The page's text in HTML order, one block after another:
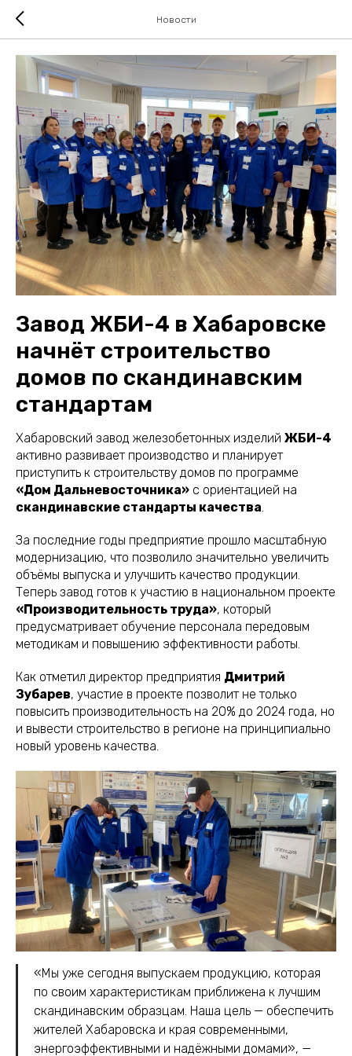
Новости
Завод ЖБИ-4 в Хабаровске
начнёт строительство
домов по скандинавским
стандартам
Хабаровский завод железобетонных изделий ЖБИ-4
активно развивает производство и планирует
приступить к строительству домов по программе
«Дом Дальневосточника» с ориентацией на
скандинавские стандарты качества.
За последние годы предприятие прошло масштабную
модернизацию, что позволило значительно увеличить
объёмы выпуска и улучшить качество продукции.
Теперь завод готов к участию в национальном проекте
«Производительность труда», который
предусматривает обучение персонала передовым
методикам и повышению эффективности работы.
Как отметил директор предприятия Дмитрий
Зубарев, участие в проекте позволит не только
повысить производительность на 20% до 2024 года, но
и вывести строительство в регионе на принципиально
новый уровень качества.
«Мы уже сегодня выпускаем продукцию, которая
по своим характеристикам приближена к лучшим
скандинавским образцам. Наша цель — обеспечить
жителей Хабаровска и края современными,
энергоэффективными и надёжными домами», —